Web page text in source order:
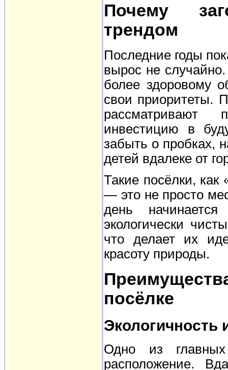
Почему
трендом
Последние годы
вырос не
более здоровому
свои приоритеты.
рассматривают
инвестицию в
забыть о пробках,
детей вдалеке от
Такие посёлки,
— это не просто
день
экологически
что делает их
красоту природы.
посёлке
Одно из
расположение.